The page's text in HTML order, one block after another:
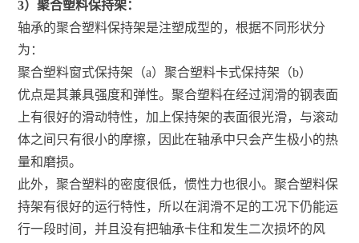
3）聚合塑料保持架：
轴承的聚合塑料保持架是注塑成型的，根据不同形状分
为：
聚合塑料窗式保持架（a）聚合塑料卡式保持架（b）
优点是其兼具强度和弹性。聚合塑料在经过润滑的钢表面
上有很好的滑动特性，加上保持架的表面很光滑，与滚动
体之间只有很小的摩擦，因此在轴承中只会产生极小的热
量和磨损。
此外，聚合塑料的密度很低，惯性力也很小。聚合塑料保
持架有很好的运行特性，所以在润滑不足的工况下仍能运
行一段时间，并且没有把轴承卡住和发生二次损坏的风